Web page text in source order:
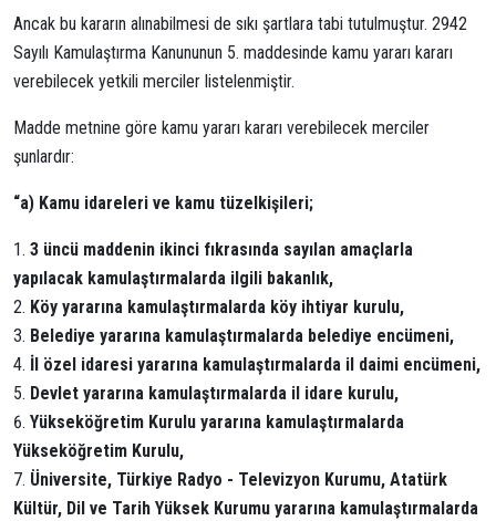
Ancak bu kararın alınabilmesi de sıkı şartlara tabi tutulmuştur. 2942
Sayılı Kamulaştırma Kanununun 5. maddesinde kamu yararı kararı
verebilecek yetkili merciler listelenmiştir.
Madde metnine göre kamu yararı kararı verebilecek merciler
şunlardır:
“a) Kamu idareleri ve kamu tüzelkişileri;
3 üncü maddenin ikinci fıkrasında sayılan amaçlarla
yapılacak kamulaştırmalarda ilgili bakanlık,
Köy yararına kamulaştırmalarda köy ihtiyar kurulu,
Belediye yararına kamulaştırmalarda belediye encümeni,
İl özel idaresi yararına kamulaştırmalarda il daimi encümeni,
Devlet yararına kamulaştırmalarda il idare kurulu,
Yükseköğretim Kurulu yararına kamulaştırmalarda
Yükseköğretim Kurulu,
Üniversite, Türkiye Radyo - Televizyon Kurumu, Atatürk
Kültür, Dil ve Tarih Yüksek Kurumu yararına kamulaştırmalarda